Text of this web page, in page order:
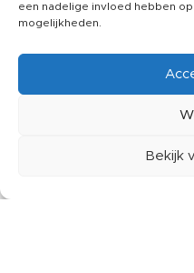
een nadelige invloed hebben
mogelijkheden.
Bekijk
Leveringsvoorwaarden